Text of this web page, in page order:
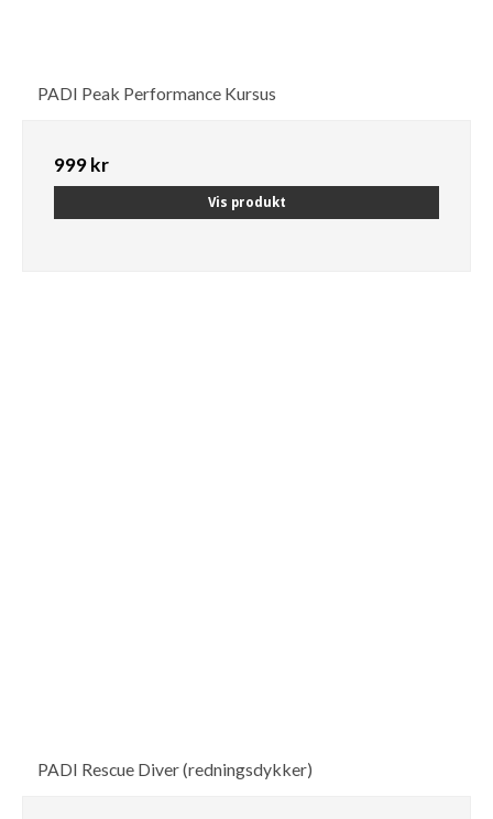
PADI Peak Performance Kursus
999 kr
Vis produkt
PADI Rescue Diver (redningsdykker)